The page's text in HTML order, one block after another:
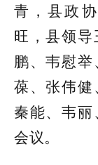
青，县政
旺，县领
鹏、韦慰
葆、张伟健
秦能、韦丽
会议。